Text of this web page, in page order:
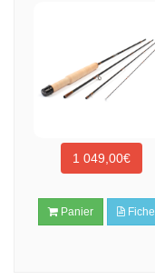
1 049,00€
Panier Fiche